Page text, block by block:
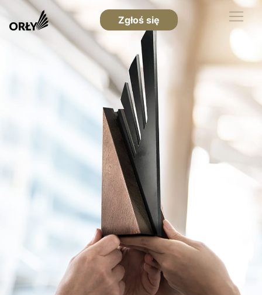
Zgłoś się